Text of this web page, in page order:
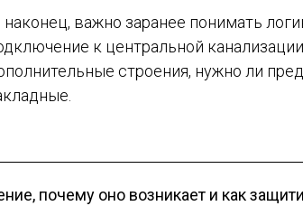
наконец, важно заранее понимать
к центральной
строения, нужно ли
почему оно возникает и как